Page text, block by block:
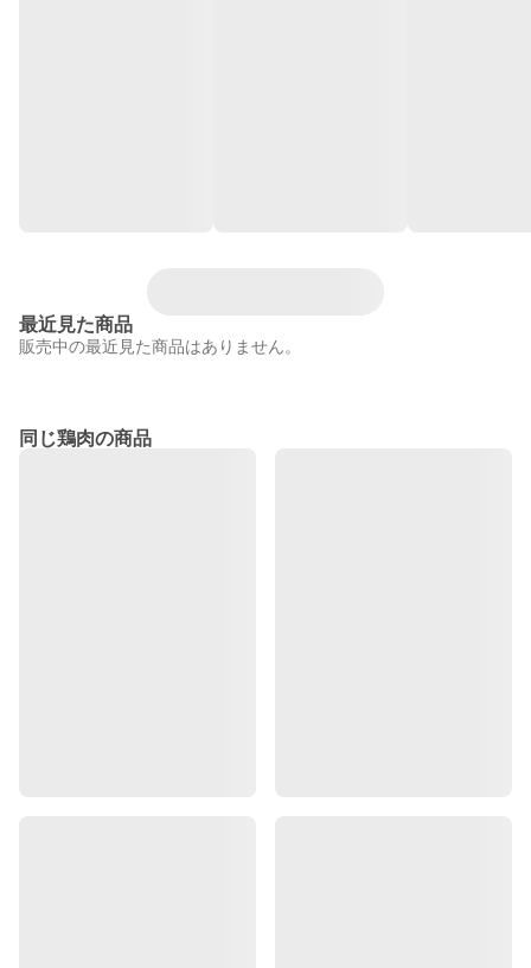
最近見た商品
販売中の最近見た商品はありません。
同じ鶏肉の商品